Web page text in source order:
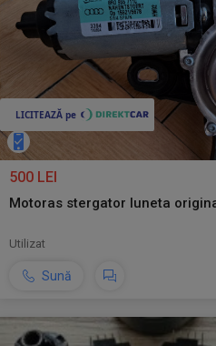
500 LEI
Motoras stergator luneta
Utilizat
Sună